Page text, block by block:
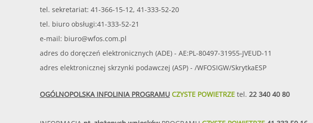
tel. sekretariat: 41-366-15-12, 41-333-52-20
tel. biuro obsługi:41-333-52-21
e-mail: biuro@wfos.com.pl
adres do doręczeń elektronicznych (ADE) - AE:PL-80497-31955-JVEUD-11
adres elektronicznej skrzynki podawczej (ASP) - /WFOSIGW/SkrytkaESP
OGÓLNOPOLSKA INFOLINIA PROGRAMU CZYSTE POWIETRZE tel. 22 340 40 80